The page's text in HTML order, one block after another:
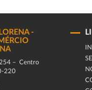
-
254 – Centro
220